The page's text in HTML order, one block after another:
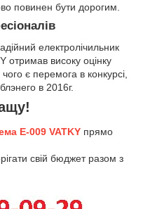
повинен бути дорогим.
електролічильник
отримав високу оцінку
є перемога в конкурсі,
в 2016г.
Е-009 VATKY прямо
свій бюджет разом з